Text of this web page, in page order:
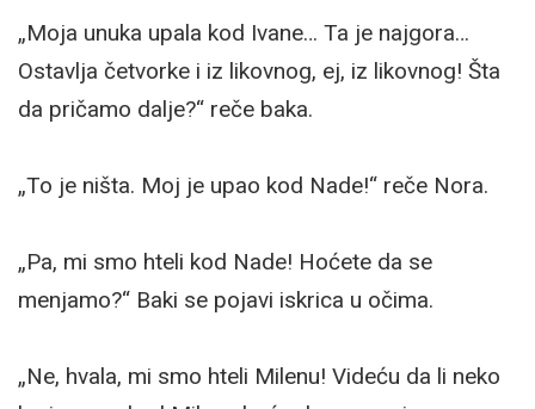
„Moja unuka upala kod Ivane… Ta je najgora…
Ostavlja četvorke i iz likovnog, ej, iz likovnog! Šta
da pričamo dalje?“ reče baka.
„To je ništa. Moj je upao kod Nade!“ reče Nora.
„Pa, mi smo hteli kod Nade! Hoćete da se
menjamo?“ Baki se pojavi iskrica u očima.
„Ne, hvala, mi smo hteli Milenu! Videću da li neko